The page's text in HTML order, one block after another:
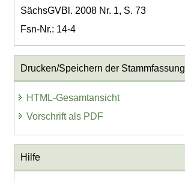
SächsGVBl. 2008 Nr. 1, S. 73
Fsn-Nr.: 14-4
Drucken/Speichern der Stammfassung
HTML-Gesamtansicht
Vorschrift als PDF
Hilfe